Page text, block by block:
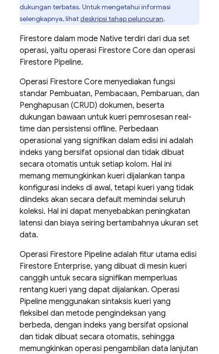
dukungan terbatas. Untuk mengetahui informasi
selengkapnya, lihatdeskripsi tahap peluncuran.
Firestore dalam mode Native terdiri dari dua set
operasi, yaitu operasi Firestore Core dan operasi
Firestore Pipeline.
Operasi Firestore Core menyediakan fungsi
standar Pembuatan, Pembacaan, Pembaruan, dan
Penghapusan (CRUD) dokumen, beserta
dukungan bawaan untuk kueri pemrosesan real-
time dan persistensi offline. Perbedaan
operasional yang signifikan dalam edisi ini adalah
indeks yang bersifat opsional dan tidak dibuat
secara otomatis untuk setiap kolom. Hal ini
memang memungkinkan kueri dijalankan tanpa
konfigurasi indeks di awal, tetapi kueri yang tidak
diindeks akan secara default memindai seluruh
koleksi. Hal ini dapat menyebabkan peningkatan
latensi dan biaya seiring bertambahnya ukuran set
data.
Operasi Firestore Pipeline adalah fitur utama edisi
Firestore Enterprise, yang dibuat di mesin kueri
canggih untuk secara signifikan memperluas
rentang kueri yang dapat dijalankan. Operasi
Pipeline menggunakan sintaksis kueri yang
fleksibel dan metode pengindeksan yang
berbeda, dengan indeks yang bersifat opsional
dan tidak dibuat secara otomatis, sehingga
memungkinkan operasi pengambilan data lanjutan